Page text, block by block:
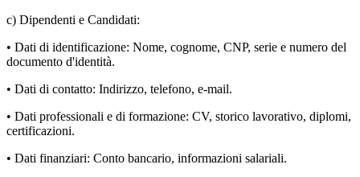
c) Dipendenti e Candidati:
• Dati di identificazione: Nome, cognome, CNP, serie e numero del
documento d'identità.
• Dati di contatto: Indirizzo, telefono, e-mail.
• Dati professionali e di formazione: CV, storico lavorativo, diplomi,
certificazioni.
• Dati finanziari: Conto bancario, informazioni salariali.